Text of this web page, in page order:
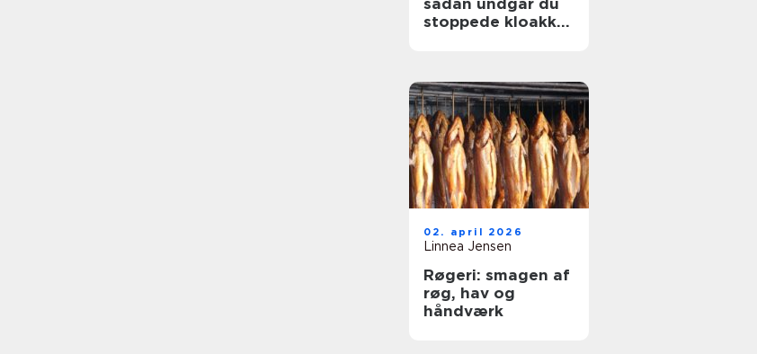
sådan undgår du
stoppede kloakker
02. april 2026
Linnea Jensen
Røgeri: smagen af
røg, hav og
håndværk